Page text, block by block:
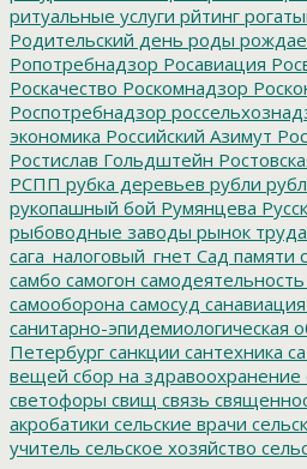
ритуальные услуги рйтинг
Родительский день роды
Ропотребнадзор Росавиация
Роскачество Роскомнадзор
Роспотребнадзор
экономика Российский Азимут
Ростислав Гольдштейн
РСПП рубка деревьев рубли
рукопашный бой Румянцева
рыбоводные заводы рынок труда
сага_налоговый_гнет Сад памяти
самбо самогон самодеятельность
самооборона самосуд санавиация
санитарно-эпидемиологическая
Петербург санкции сантехника
вещей сбор на здравоохранение
светофоры свищ связь
акробатики сельские врачи
учитель сельское хозяйство